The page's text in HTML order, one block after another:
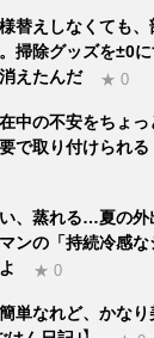
替えしなくても
掃除グッズを±0
えたんだ
★ 0
中の不安をちょ
で取り付けられ
、蒸れる…夏の外
ンの「持続冷感
★ 0
単なれど、かな